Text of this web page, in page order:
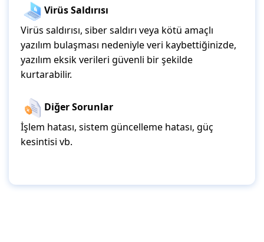
Virüs Saldırısı
Virüs saldırısı, siber saldırı veya kötü amaçlı
yazılım bulaşması nedeniyle veri kaybettiğinizde,
yazılım eksik verileri güvenli bir şekilde
kurtarabilir.
Diğer Sorunlar
İşlem hatası, sistem güncelleme hatası, güç
kesintisi vb.